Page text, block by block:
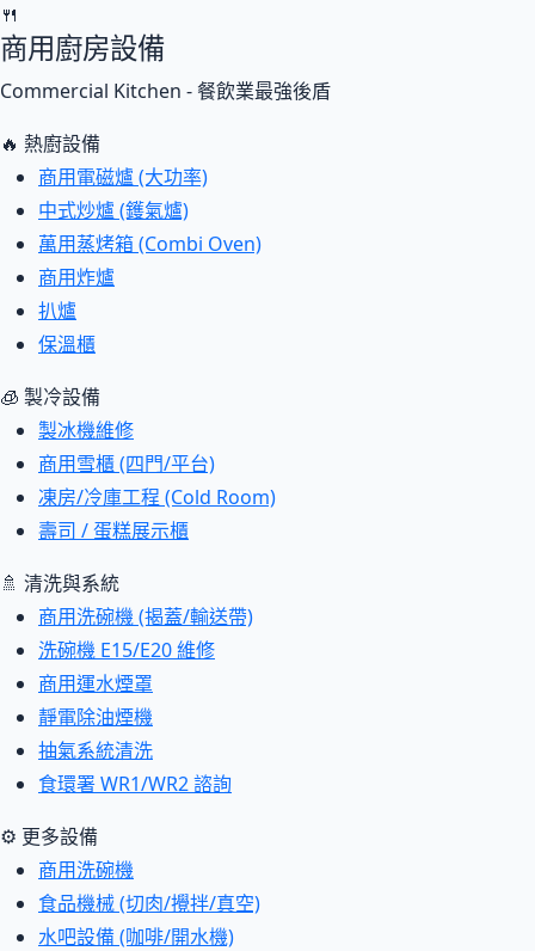
🍴
商用廚房設備
Commercial Kitchen - 餐飲業最強後盾
🔥 熱廚設備
商用電磁爐 (大功率)
中式炒爐 (鑊氣爐)
萬用蒸烤箱 (Combi Oven)
商用炸爐
扒爐
保溫櫃
🧊 製冷設備
製冰機維修
商用雪櫃 (四門/平台)
凍房/冷庫工程 (Cold Room)
壽司 / 蛋糕展示櫃
🚿 清洗與系統
商用洗碗機 (揭蓋/輸送帶)
洗碗機 E15/E20 維修
商用運水煙罩
靜電除油煙機
抽氣系統清洗
食環署 WR1/WR2 諮詢
⚙ 更多設備
商用洗碗機
食品機械 (切肉/攪拌/真空)
水吧設備 (咖啡/開水機)